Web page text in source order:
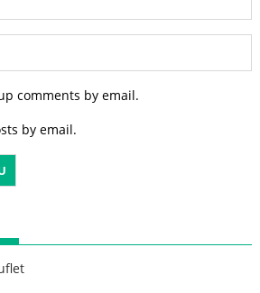
comments by email.
by email.